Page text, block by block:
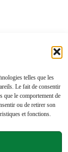
telles que les
Le fait de consentir
que le comportement de
ou de retirer son
et fonctions.